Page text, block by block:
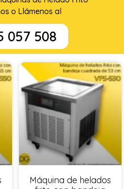
o Llámenos al
057 508
Máquina de helados